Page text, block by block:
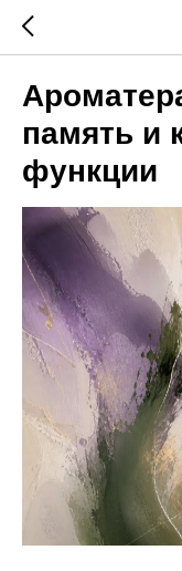
память и
функции